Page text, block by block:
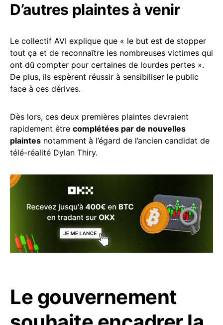
D’autres plaintes à venir
Le collectif AVI explique que « le but est de stopper
tout ça et de reconnaître les nombreuses victimes qui
ont dû compter pour certaines de lourdes pertes ».
De plus, ils espèrent réussir à sensibiliser le public
face à ces dérives.
Dès lors, ces deux premières plaintes devraient
rapidement être complétées par de nouvelles
plaintes notamment à l’égard de l’ancien candidat de
télé-réalité Dylan Thiry.
Le gouvernement